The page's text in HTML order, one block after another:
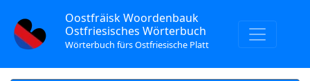
Oostfräisk Woordenbauk
Ostfriesisches Wörterbuch
Wörterbuch fürs Ostfriesische Platt